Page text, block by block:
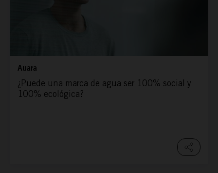
Auara
¿Puede una marca de agua ser 100% social y
100% ecológica?